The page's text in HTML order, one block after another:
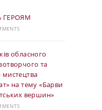
ГЕРОЯМ
обласного
та
на тему «Барви
вершин»